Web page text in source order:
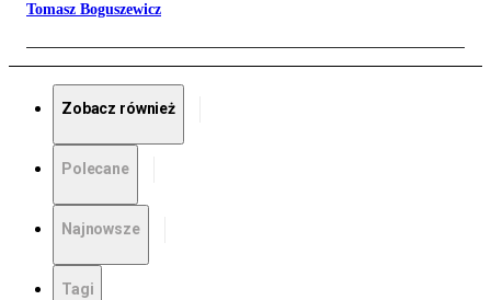
Tomasz Boguszewicz
Zobacz również
Polecane
Najnowsze
Tagi